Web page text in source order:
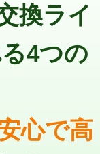
円
円
円
円
円～
換ライ
4つの
心で高